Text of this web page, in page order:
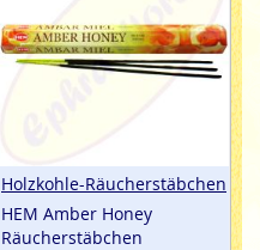
Holzkohle-Räucherstäbchen
HEM Amber Honey
Räucherstäbchen